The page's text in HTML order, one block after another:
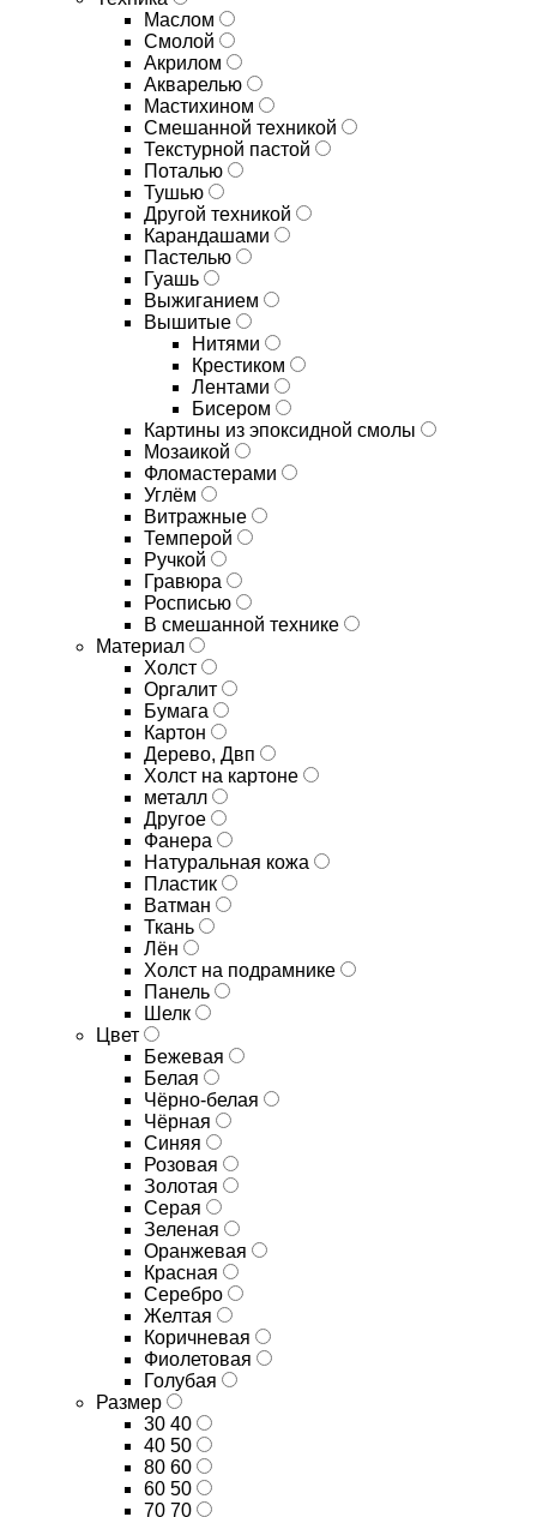
Маслом
Смолой
Акрилом
Акварелью
Мастихином
Смешанной техникой
Текстурной пастой
Поталью
Тушью
Другой техникой
Карандашами
Пастелью
Гуашь
Выжиганием
Вышитые
Нитями
Крестиком
Лентами
Бисером
Картины из эпоксидной смолы
Мозаикой
Фломастерами
Углём
Витражные
Темперой
Ручкой
Гравюра
Росписью
В смешанной технике
Материал
Холст
Оргалит
Бумага
Картон
Дерево, Двп
Холст на картоне
металл
Другое
Фанера
Натуральная кожа
Пластик
Ватман
Ткань
Лён
Холст на подрамнике
Панель
Шелк
Цвет
Бежевая
Белая
Чёрно-белая
Чёрная
Синяя
Розовая
Золотая
Серая
Зеленая
Оранжевая
Красная
Серебро
Желтая
Коричневая
Фиолетовая
Голубая
Размер
30 40
40 50
80 60
60 50
70 70